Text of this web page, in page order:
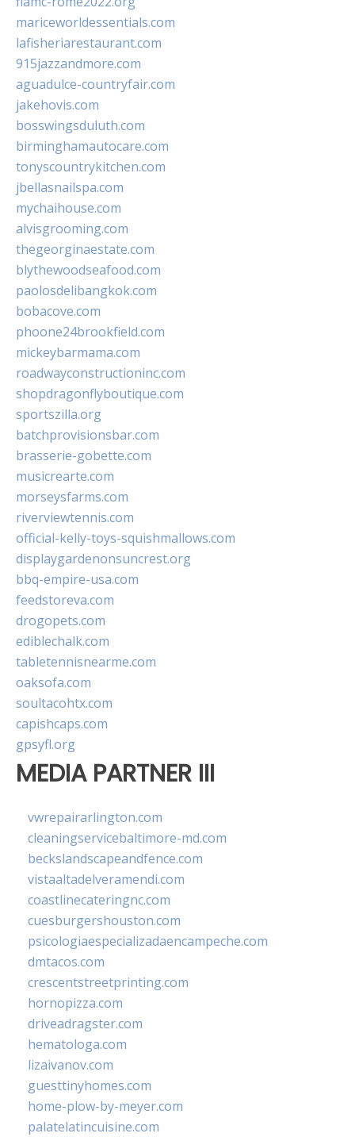
mariceworldessentials.com
lafisheriarestaurant.com
915jazzandmore.com
aguadulce-countryfair.com
jakehovis.com
bosswingsduluth.com
birminghamautocare.com
tonyscountrykitchen.com
jbellasnailspa.com
mychaihouse.com
alvisgrooming.com
thegeorginaestate.com
blythewoodseafood.com
paolosdelibangkok.com
bobacove.com
phoone24brookfield.com
mickeybarmama.com
roadwayconstructioninc.com
shopdragonflyboutique.com
sportszilla.org
batchprovisionsbar.com
brasserie-gobette.com
musicrearte.com
morseysfarms.com
riverviewtennis.com
official-kelly-toys-squishmallows.com
displaygardenonsuncrest.org
bbq-empire-usa.com
feedstoreva.com
drogopets.com
ediblechalk.com
tabletennisnearme.com
oaksofa.com
soultacohtx.com
capishcaps.com
gpsyfl.org
MEDIA PARTNER III
vwrepairarlington.com
cleaningservicebaltimore-md.com
beckslandscapeandfence.com
vistaaltadelveramendi.com
coastlinecateringnc.com
cuesburgershouston.com
psicologiaespecializadaencampeche.com
dmtacos.com
crescentstreetprinting.com
hornopizza.com
driveadragster.com
hematologa.com
lizaivanov.com
guesttinyhomes.com
home-plow-by-meyer.com
palatelatincuisine.com